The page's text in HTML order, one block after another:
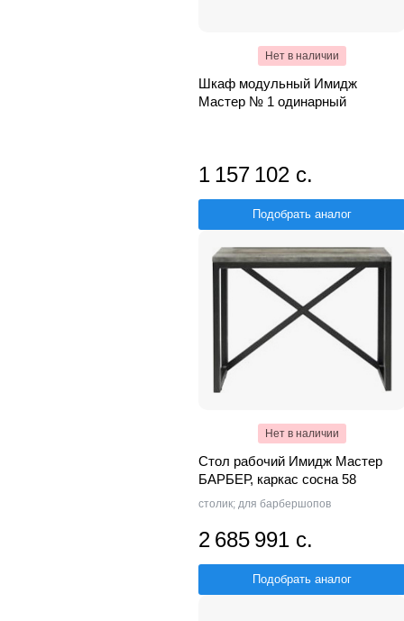
Нет в наличии
Шкаф модульный Имидж
Мастер № 1 одинарный
1 157 102 с.
Подобрать аналог
Нет в наличии
Стол рабочий Имидж Мастер
БАРБЕР, каркас сосна 58
столик; для барбершопов
2 685 991 с.
Подобрать аналог